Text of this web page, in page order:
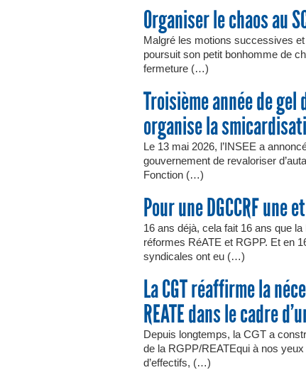
Organiser le chaos au
Malgré les motions successives et
poursuit son petit bonhomme de
fermeture (…)
Troisième année de
organise la
Le 13 mai 2026, l’INSEE a
gouvernement de revaloriser
Fonction (…)
Pour une DGCCRF une
16 ans déjà, cela fait 16 ans que
réformes RéATE et RGPP. Et en
syndicales ont eu (…)
La CGT réaffirme la
REATE dans le cadre
Depuis longtemps, la CGT a
de la RGPP/REATEqui à nos
d’effectifs, (…)